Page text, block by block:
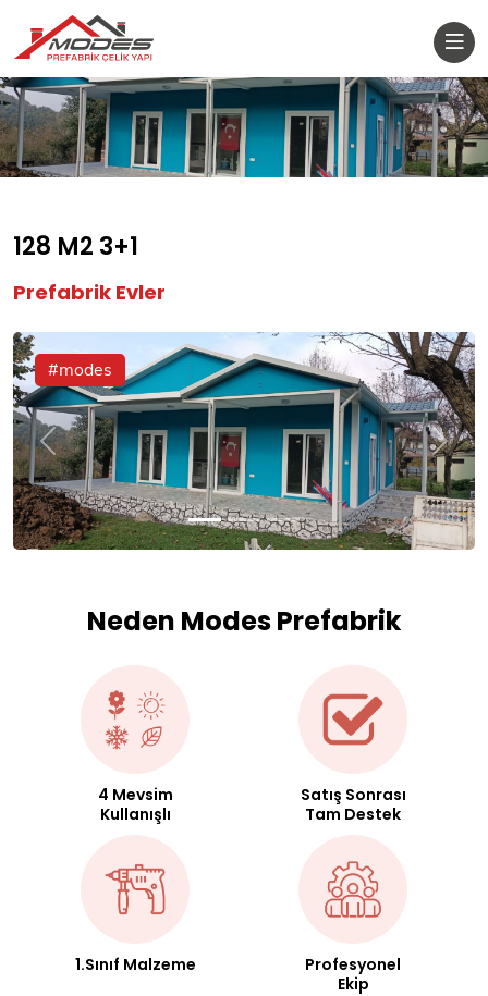
128 M2 3+1
Prefabrik Evler
#modes
Önceki
Neden Modes Prefabrik
4 Mevsim
Kullanışlı
Satış Sonrası
Tam Destek
1.Sınıf Malzeme
Profesyonel
Ekip